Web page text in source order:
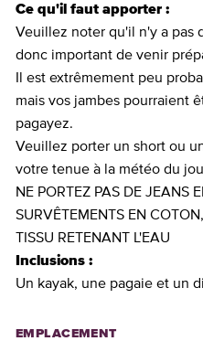
Ce qu'il faut apporter :
Veuillez noter qu'il n'y a pas
donc important de venir
Il est extrêmement peu
mais vos jambes pourraient
pagayez.
Veuillez porter un short ou
votre tenue à la météo du
NE PORTEZ PAS DE JEANS
SURVÊTEMENTS EN
TISSU RETENANT L'EAU
Inclusions :
Un kayak, une pagaie et un
EMPLACEMENT